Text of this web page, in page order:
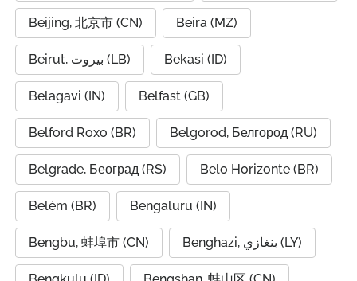
Beijing, 北京市 (CN) Beira (MZ)
Beirut, بيروت (LB) Bekasi (ID)
Belagavi (IN) Belfast (GB)
Belford Roxo (BR) Belgorod, Белгород (RU)
Belgrade, Београд (RS) Belo Horizonte (BR)
Belém (BR) Bengaluru (IN)
Bengbu, 蚌埠市 (CN) Benghazi, بنغازي (LY)